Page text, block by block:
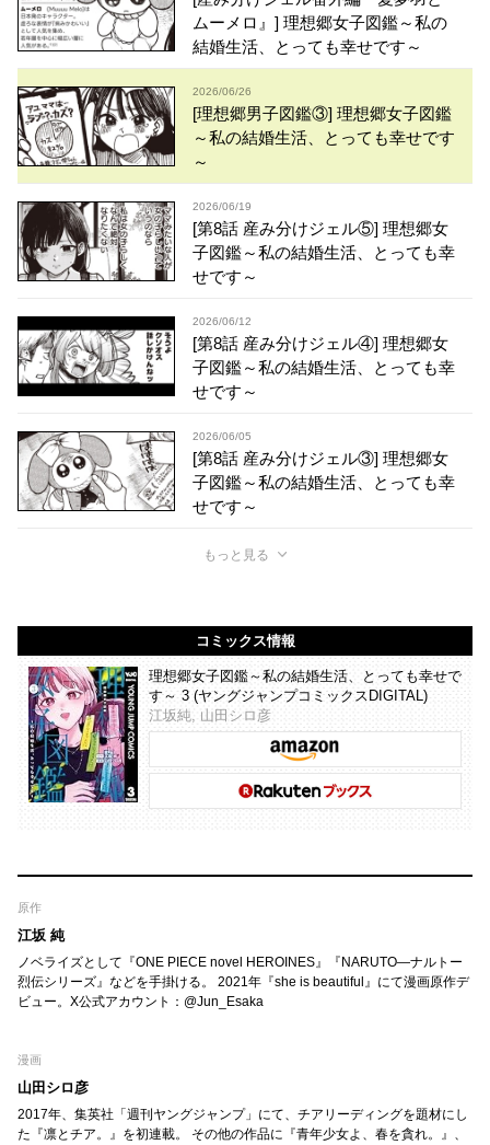
ムーメロ』] 理想郷女子図鑑～私の
結婚生活、とっても幸せです～
2026/06/26
[理想郷男子図鑑③] 理想郷女子図鑑
～私の結婚生活、とっても幸せです
～
2026/06/19
[第8話 産み分けジェル⑤] 理想郷女
子図鑑～私の結婚生活、とっても幸
せです～
2026/06/12
[第8話 産み分けジェル④] 理想郷女
子図鑑～私の結婚生活、とっても幸
せです～
2026/06/05
[第8話 産み分けジェル③] 理想郷女
子図鑑～私の結婚生活、とっても幸
せです～
もっと見る
コミックス情報
理想郷女子図鑑～私の結婚生活、とっても幸せで
す～ 3 (ヤングジャンプコミックスDIGITAL)
江坂純, 山田シロ彦
原作
江坂 純
ノベライズとして『ONE PIECE novel HEROINES』『NARUTO―ナルトー
烈伝シリーズ』などを手掛ける。 2021年『she is beautiful』にて漫画原作デ
ビュー。X公式アカウント：@Jun_Esaka
漫画
山田シロ彦
2017年、集英社「週刊ヤングジャンプ」にて、チアリーディングを題材にし
た『凛とチア。』を初連載。 その他の作品に『青年少女よ、春を貪れ。』、